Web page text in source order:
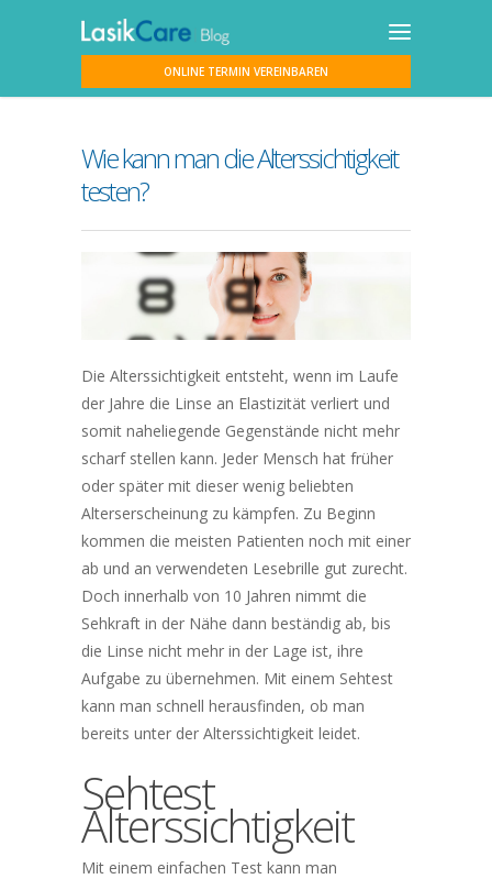
ONLINE TERMIN VEREINBAREN
Wie kann man die Alterssichtigkeit
testen?
Die Alterssichtigkeit entsteht, wenn im Laufe
der Jahre die Linse an Elastizität verliert und
somit naheliegende Gegenstände nicht mehr
scharf stellen kann. Jeder Mensch hat früher
oder später mit dieser wenig beliebten
Alterserscheinung zu kämpfen. Zu Beginn
kommen die meisten Patienten noch mit einer
ab und an verwendeten Lesebrille gut zurecht.
Doch innerhalb von 10 Jahren nimmt die
Sehkraft in der Nähe dann beständig ab, bis
die Linse nicht mehr in der Lage ist, ihre
Aufgabe zu übernehmen. Mit einem Sehtest
kann man schnell herausfinden, ob man
bereits unter der Alterssichtigkeit leidet.
Sehtest
Alterssichtigkeit
Mit einem einfachen Test kann man